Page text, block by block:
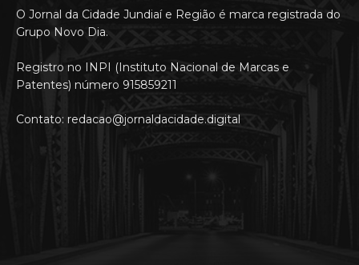
O Jornal da Cidade Jundiaí e Região é marca registrada do
Grupo Novo Dia.
Registro no INPI (Instituto Nacional de Marcas e
Patentes) número 915859211
Contato: redacao@jornaldacidade.digital